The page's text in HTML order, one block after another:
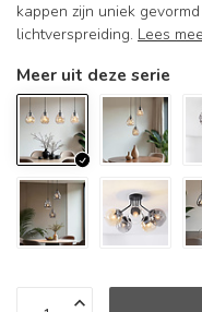
kappen zijn uniek
lichtverspreiding. Lees
Meer uit deze serie